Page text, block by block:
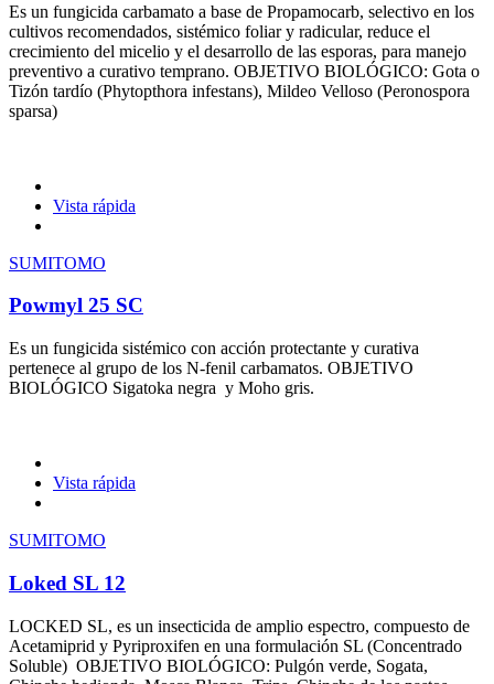
Es un fungicida carbamato a base de Propamocarb, selectivo en los
cultivos recomendados, sistémico foliar y radicular, reduce el
crecimiento del micelio y el desarrollo de las esporas, para manejo
preventivo a curativo temprano. OBJETIVO BIOLÓGICO: Gota o
Tizón tardío (Phytopthora infestans), Mildeo Velloso (Peronospora
sparsa)
Vista rápida
SUMITOMO
Powmyl 25 SC
Es un fungicida sistémico con acción protectante y curativa
pertenece al grupo de los N-fenil carbamatos. OBJETIVO
BIOLÓGICO Sigatoka negra y Moho gris.
Vista rápida
SUMITOMO
Loked SL 12
LOCKED SL, es un insecticida de amplio espectro, compuesto de
Acetamiprid y Pyriproxifen en una formulación SL (Concentrado
Soluble) OBJETIVO BIOLÓGICO: Pulgón verde, Sogata,